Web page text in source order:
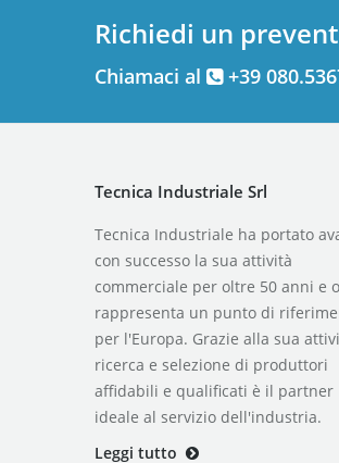
Richiedi un
Chiamaci al +39
Tecnica Industriale Srl
Tecnica Industriale ha portato
con successo la sua attività
commerciale per oltre 50 anni e
rappresenta un punto di
per l'Europa. Grazie alla sua
ricerca e selezione di produttori
affidabili e qualificati è il partner
ideale al servizio dell'industria.
Leggi tutto